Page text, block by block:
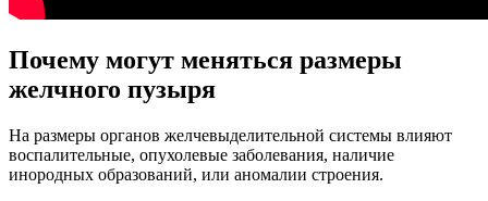
Почему могут меняться размеры
желчного пузыря
На размеры органов желчевыделительной системы влияют
воспалительные, опухолевые заболевания, наличие
инородных образований, или аномалии строения.